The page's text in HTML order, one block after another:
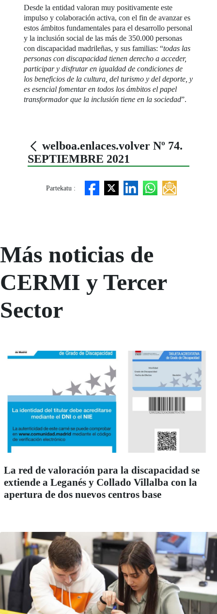
Desde la entidad valoran muy positivamente este
impulso y colaboración activa, con el fin de avanzar es
estos ámbitos fundamentales para el desarrollo personal
y la inclusión social de las más de 350.000 personas
con discapacidad madrileñas, y sus familias: “todas las
personas con discapacidad tienen derecho a acceder,
participar y disfrutar en igualdad de condiciones de
los beneficios de la cultura, del turismo y del deporte, y
es esencial fomentar en todos los ámbitos el papel
transformador que la inclusión tiene en la sociedad”.
welboa.enlaces.volver Nº 74.
SEPTIEMBRE 2021
Partekatu :
Más noticias de
CERMI y Tercer
Sector
La red de valoración para la discapacidad se
extiende a Leganés y Collado Villalba con la
apertura de dos nuevos centros base